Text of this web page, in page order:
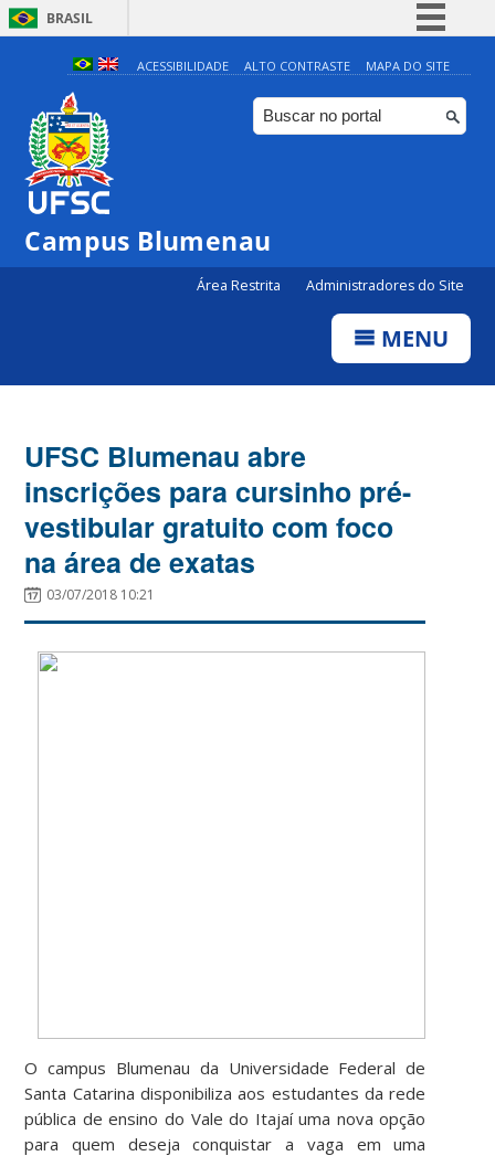
BRASIL
Simplifique!
Comunica BR
Participe
ACESSIBILIDADE ALTO CONTRASTE MAPA DO SITE
Campus Blumenau
Área Restrita Administradores do Site
MENU
UFSC Blumenau abre
inscrições para cursinho pré-
vestibular gratuito com foco
na área de exatas
03/07/2018 10:21
O campus Blumenau da Universidade Federal de
Santa Catarina disponibiliza aos estudantes da rede
pública de ensino do Vale do Itajaí uma nova opção
para quem deseja conquistar a vaga em uma